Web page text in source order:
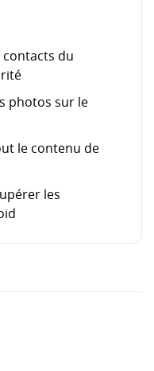
contacts du
photos sur le
le contenu de
les